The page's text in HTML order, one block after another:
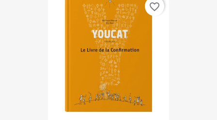
favorite_border